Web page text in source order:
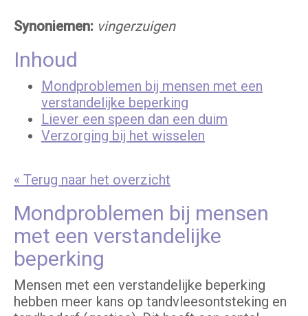
Synoniemen: vingerzuigen
Inhoud
Mondproblemen bij mensen met een
verstandelijke beperking
Liever een speen dan een duim
Verzorging bij het wisselen
« Terug naar het overzicht
Mondproblemen bij mensen
met een verstandelijke
beperking
Mensen met een verstandelijke beperking
hebben meer kans op tandvleesontsteking en